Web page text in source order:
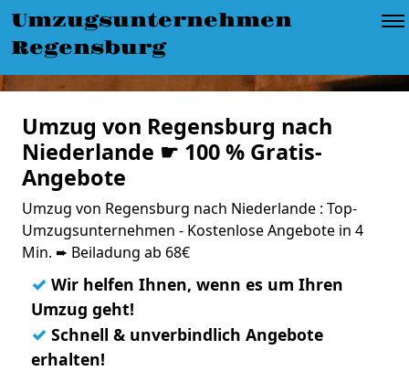
Umzugsunternehmen
Regensburg
Umzug von Regensburg nach
Niederlande ☛ 100 % Gratis-
Angebote
Umzug von Regensburg nach Niederlande : Top-
Umzugsunternehmen - Kostenlose Angebote in 4
Min. ➨ Beiladung ab 68€
✓ Wir helfen Ihnen, wenn es um Ihren
Umzug geht!
✓ Schnell & unverbindlich Angebote
erhalten!